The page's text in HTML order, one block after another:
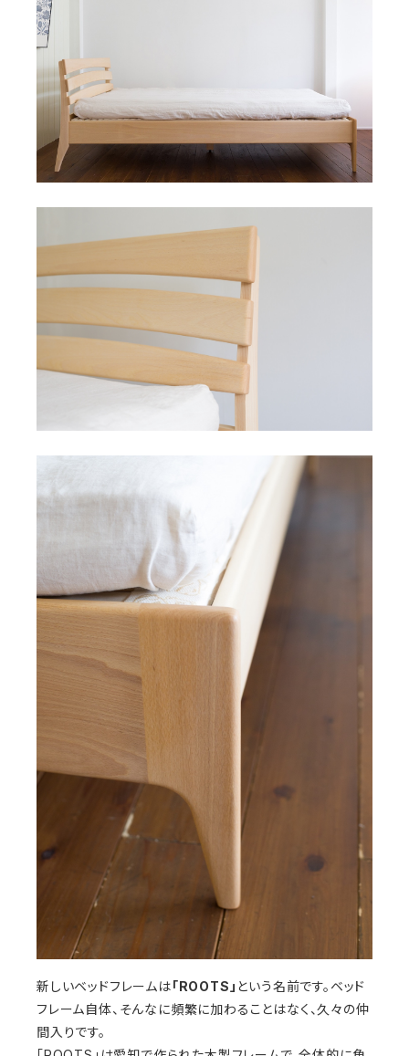
新しいベッドフレームは「ROOTS」 という名前です。ベッド
フレーム自体、そんなに頻繁に加わることはなく、久々の仲
間入りです。